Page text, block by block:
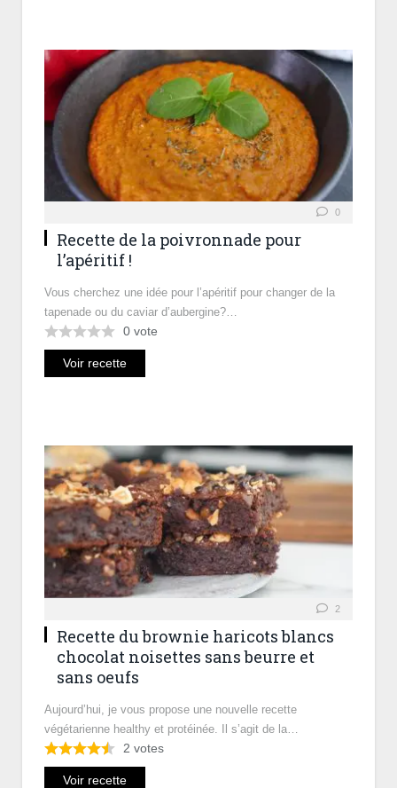
0
Recette de la poivronnade pour
l’apéritif !
Vous cherchez une idée pour l’apéritif pour changer de la
tapenade ou du caviar d’aubergine?…
0 vote
Voir recette
2
Recette du brownie haricots blancs
chocolat noisettes sans beurre et
sans oeufs
Aujourd’hui, je vous propose une nouvelle recette
végétarienne healthy et protéinée. Il s’agit de la…
2 votes
Voir recette